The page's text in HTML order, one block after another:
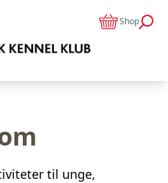
Shop
til unge,